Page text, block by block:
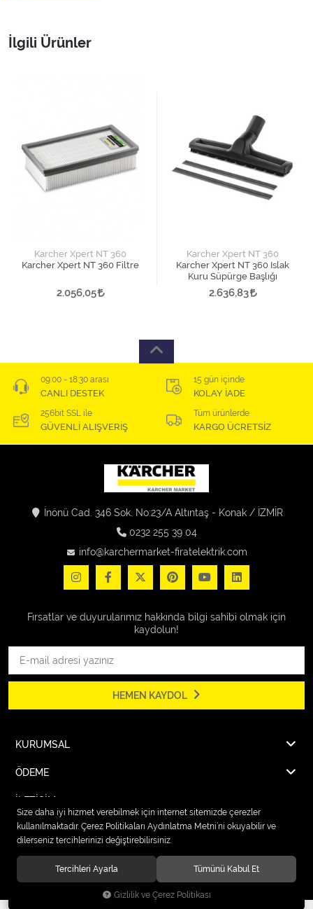
İlgili Ürünler
Karcher Xpert NT 360
Karcher Xpert NT 360 Filtre
2.056,05
Karcher Xpert NT 360
Karcher Xpert NT 360 Islak
Kuru Süpürge Başlığı
2.636,83
09:00 - 18:30 arası
CANLI DESTEK
15 gün içinde
KOLAY İADE
256bit SSL ile
GÜVENLİ ALIŞVERİŞ
Tüm ürünlerde
KARGO ÜCRETSİZ
İnönü Cad. 346 Sok. No:23/A Altıntaş - Konak / İZMİR
0232 255 39 04
info@karchermarket-firatelektrik.com
Fırsatlar ve duyurularımız hakkında bilgi sahibi olmak için
kaydolun!
HEMEN KAYDOL
KURUMSAL
ÖDEME
İLETİŞİM
© 2026Karcher Market Fırat Elektrik. Tüm hakları saklıdır.
Size daha iyi hizmet verebilmek için internet sitemizde çerezler
kullanılmaktadır. Çerez Politikaları Aydınlatma Metni’ni okuyabilir ve
dilerseniz tercihlerinizi değiştirebilirsiniz.
Tercihleri Ayarla Tümünü Kabul Et
Gizlilik ve Çerez Politikası